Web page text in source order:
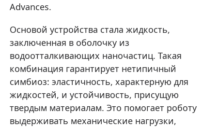
Advances.
Основой устройства стала жидкость,
заключенная в оболочку из
водоотталкивающих наночастиц. Такая
комбинация гарантирует нетипичный
симбиоз: эластичность, характерную для
жидкостей, и устойчивость, присущую
твердым материалам. Это помогает роботу
выдерживать механические нагрузки,